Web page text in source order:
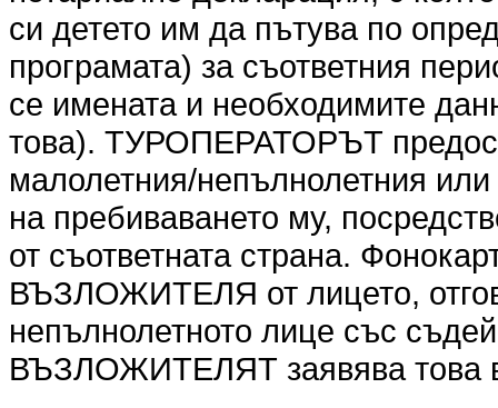
си детето им да пътува по
програмата) за съответния
се имената и необходимите
това). ТУРОПЕРАТОРЪТ
малолетния/непълнолетния
на пребиваването му,
от съответната страна.
ВЪЗЛОЖИТЕЛЯ от лицето,
непълнолетното лице със
ВЪЗЛОЖИТЕЛЯТ заявява това